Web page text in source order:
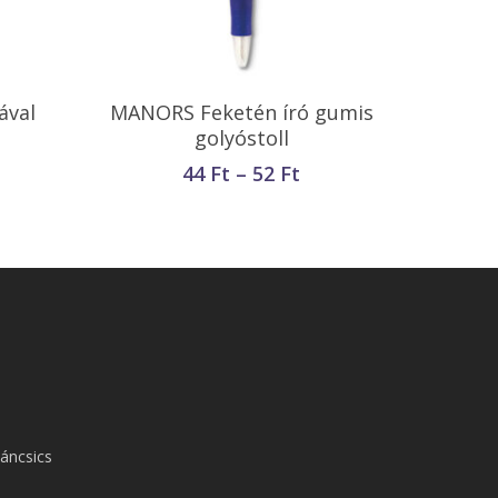
Opciók Választása
MANORS Feketén író gumis
golyóstoll
44 Ft – 52 Ft